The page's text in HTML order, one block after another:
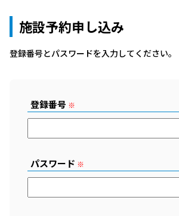
施設予約申し込み
登録番号とパスワードを⼊⼒してください。
登録番号 ※
パスワード ※